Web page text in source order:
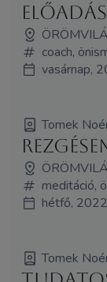
előadás
coach,
vasárnap,
Tomek
meditáció,
hétfő,
Tomek